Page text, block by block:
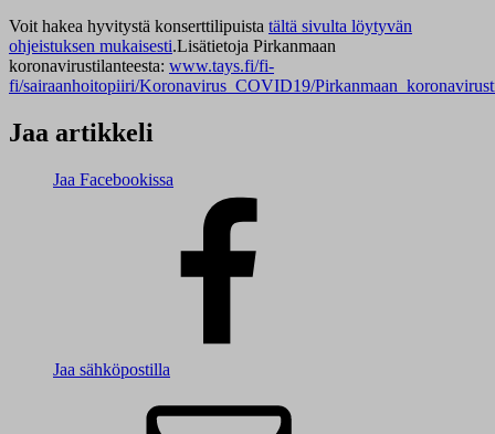
Voit hakea hyvitystä konserttilipuista tältä sivulta löytyvän
ohjeistuksen mukaisesti.Lisätietoja Pirkanmaan
koronavirustilanteesta: www.tays.fi/fi-
fi/sairaanhoitopiiri/Koronavirus_COVID19/
Jaa artikkeli
Jaa Facebookissa
Jaa sähköpostilla